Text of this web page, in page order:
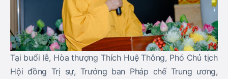
Tại buổi lễ, Hòa thượng Thích Huệ Thông, Phó Chủ tịch
Hội đồng Trị sự, Trưởng ban Pháp chế Trung ương,